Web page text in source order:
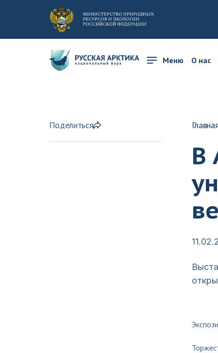
Меню О нас
Поделиться
В